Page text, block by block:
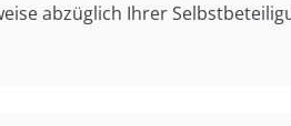
abzüglich Ihrer